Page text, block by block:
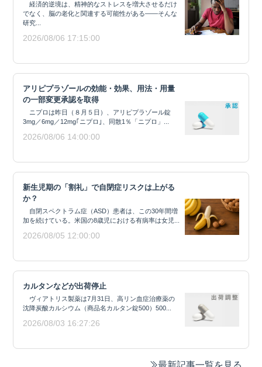
経済的逆境は、精神的なストレスを増大させるだけ
でなく、脳の老化と関連する可能性がある——そんな
研究...
2026/08/06 17:15:00
アリピプラゾールの効能・効果、用法・用量
の一部変更承認を取得
ニプロは昨日（８月５日）、アリピプラゾール錠
3mg／6mg／12mg｢ニプロ｣、同散1％「ニプロ」...
2026/08/06 14:00:00
新生児期の「割礼」で自閉症リスクは上がる
か？
自閉スペクトラム症（ASD）患者は、この30年間増
加を続けている。米国の8歳児における有病率は女児...
2026/08/05 12:00:00
カルタンなどが出荷停止
ヴィアトリス製薬は7月31日、高リン血症治療薬の
沈降炭酸カルシウム（商品名カルタン錠500）500...
2026/08/03 16:27:26
最新記事一覧を見る